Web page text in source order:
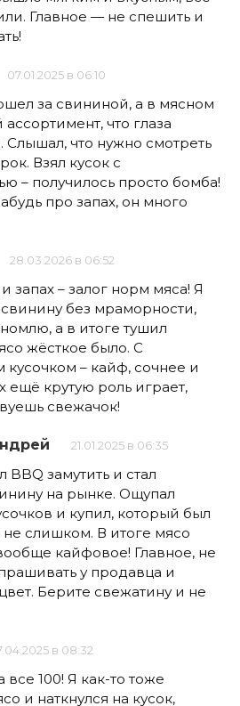
Главное — не спешить и
07.01.2025 в 06:10
за свининой, а в мясном
ассортимент, что глаза
Слышал, что нужно смотреть
Взял кусок с
– получилось просто бомба!
про запах, он много
28.03.2026 в 06:52
запах – залог норм мяса! Я
свинину без мраморности,
а в итоге тушил
жёсткое было. С
– кайф, сочнее и
ещё крутую роль играет,
свежачок!
21.01.2025 в 06:35
замутить и стал
на рынке. Ощупал
и купил, который был
слишком. В итоге мясо
кайфовое! Главное, не
у продавца и
Берите свежатину и не
в 08:32
все 100! Я как-то тоже
и наткнулся на кусок,